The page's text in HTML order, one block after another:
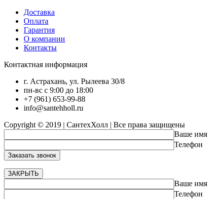
Доставка
Оплата
Гарантия
О компании
Контакты
Контактная информация
г. Астрахань, ул. Рылеева 30/8
пн-вс с 9:00 до 18:00
+7 (961) 653-99-88
info@santehholl.ru
Copyright © 2019 | СантехХолл | Все права защищены
Ваше имя
Телефон
ЗАКРЫТЬ
Ваше имя
Телефон